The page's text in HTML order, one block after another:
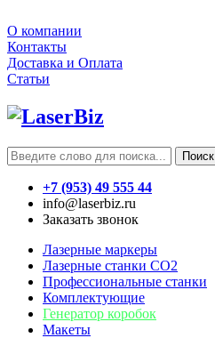
О компании
Контакты
Доставка и Оплата
Статьи
Поиск
+7 (953) 49 555 44
info@laserbiz.ru
Заказать звонок
Лазерные маркеры
Лазерные станки CO2
Профессиональные станки
Комплектующие
Генератор коробок
Макеты